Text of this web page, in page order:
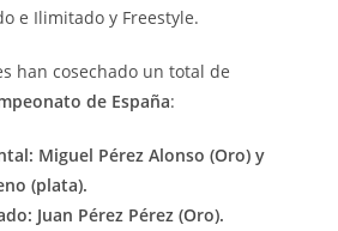
e Ilimitado y Freestyle.
han cosechado un total de
de España:
Miguel Pérez Alonso (Oro) y
(plata).
Juan Pérez Pérez (Oro).